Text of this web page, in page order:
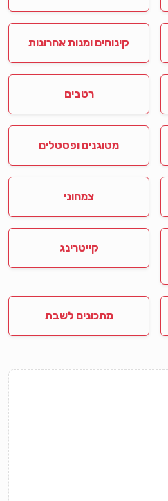
קינוחים ומנות אחרונות
רטבים
מטוגנים ופסטלים
צמחוני
קייטרינג
מתכונים לשבת